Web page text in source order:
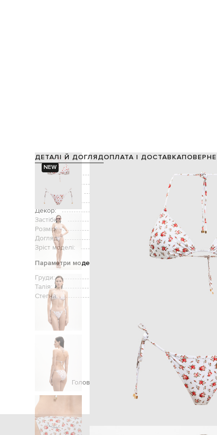
NEW
ДЕТАЛІ Й ДОГЛЯДОПЛАТА І ДОСТАВКА
Склад:
Підкладка:
Виробництво:
Колір:
Декор:
принт у вигляді троянд, принт
Застібка:
Розмір:
Догляд:
Зріст моделі:
Параметри моделі
Груди:
Талія:
Стегна:
Головна Dolce&Gabbana Одяг